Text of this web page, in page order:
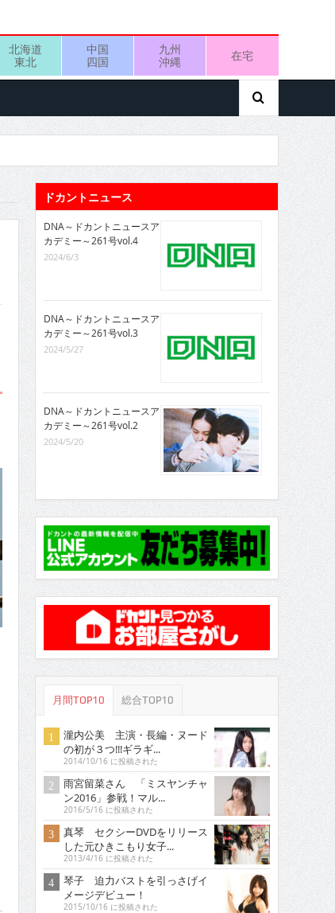
北海道
東北
中国
四国
九州
沖縄
在宅
ドカントニュース
DNA～ドカントニュースア
カデミー～261号vol.4
2024/6/3
DNA～ドカントニュースア
カデミー～261号vol.3
2024/5/27
DNA～ドカントニュースア
カデミー～261号vol.2
2024/5/20
月間TOP10 総合TOP10
瀧内公美 主演・長編・ヌード
の初が３つ!!!ギラギ...
2014/10/16 に投稿された
雨宮留菜さん 「ミスヤンチャ
ン2016」参戦！マル...
2016/5/16 に投稿された
真琴 セクシーDVDをリリース
した元ひきこもり女子...
2013/4/16 に投稿された
琴子 迫力バストを引っさげイ
メージデビュー！
2015/10/16 に投稿された